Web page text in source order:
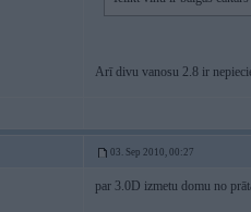
Arī divu vanosu 2.8 ir
03. Sep 2010, 00:27
par 3.0D izmetu domu no